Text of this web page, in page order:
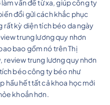
vấn đề từ xa, giúp công ty
đổi gửi cách khắc phục
rất kỳ diện tích béo da ngày
trung lương quy nhơn
bao gồm nó trên Thị
review trung lương quy nhơn
béo công ty béo như
hầu hết tất cả khoa học mới
khoắn hơn.